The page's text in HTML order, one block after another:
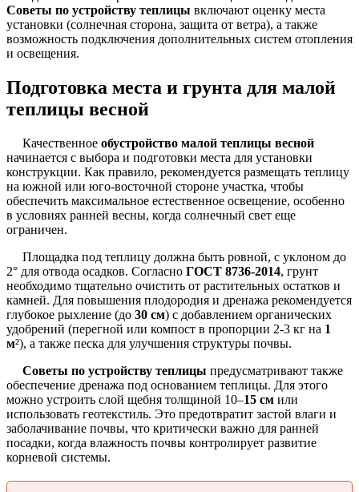
Советы по устройству теплицы включают оценку места
установки (солнечная сторона, защита от ветра), а также
возможность подключения дополнительных систем отопления
и освещения.
Подготовка места и грунта для малой
теплицы весной
Качественное обустройство малой теплицы весной
начинается с выбора и подготовки места для установки
конструкции. Как правило, рекомендуется размещать теплицу
на южной или юго-восточной стороне участка, чтобы
обеспечить максимальное естественное освещение, особенно
в условиях ранней весны, когда солнечный свет еще
ограничен.
Площадка под теплицу должна быть ровной, с уклоном до
2° для отвода осадков. Согласно ГОСТ 8736-2014, грунт
необходимо тщательно очистить от растительных остатков и
камней. Для повышения плодородия и дренажа рекомендуется
глубокое рыхление (до 30 см) с добавлением органических
удобрений (перегной или компост в пропорции 2-3 кг на 1
м²), а также песка для улучшения структуры почвы.
Советы по устройству теплицы предусматривают также
обеспечение дренажа под основанием теплицы. Для этого
можно устроить слой щебня толщиной 10–15 см или
использовать геотекстиль. Это предотвратит застой влаги и
заболачивание почвы, что критически важно для ранней
посадки, когда влажность почвы контролирует развитие
корневой системы.